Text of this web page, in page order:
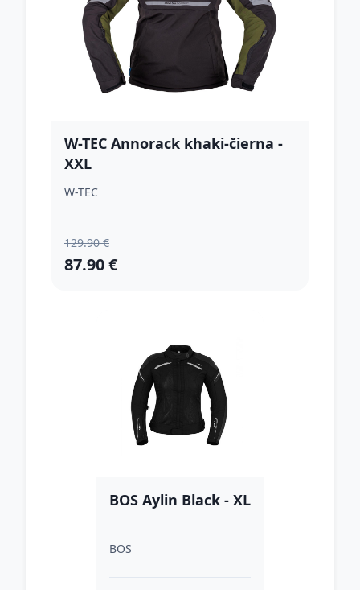
W-TEC Annorack khaki-čierna -
XXL
W-TEC
129.90 €
87.90 €
BOS Aylin Black - XL
BOS